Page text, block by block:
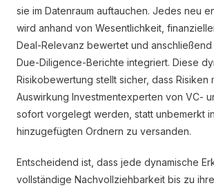
sie im Datenraum auftauchen. Jedes neu
wird anhand von Wesentlichkeit,
Deal-Relevanz bewertet und anschließend
Due-Diligence-Berichte integriert. Diese
Risikobewertung stellt sicher, dass Risiken
Auswirkung Investmentexperten von VC-
sofort vorgelegt werden, statt unbemerkt
hinzugefügten Ordnern zu versanden.
Entscheidend ist, dass jede dynamische
vollständige Nachvollziehbarkeit bis zu